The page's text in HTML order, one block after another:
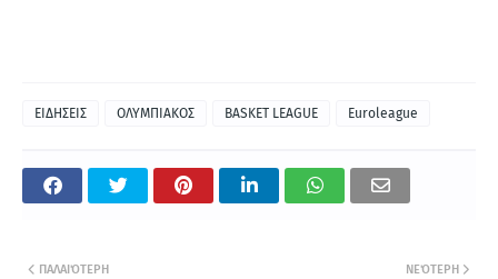
ΕΙΔΗΣΕΙΣ ΟΛΥΜΠΙΑΚΟΣ BASKET LEAGUE Euroleague
ΝΕΌΤΕΡΗ
ΠΑΛΑΙΌΤΕΡΗ